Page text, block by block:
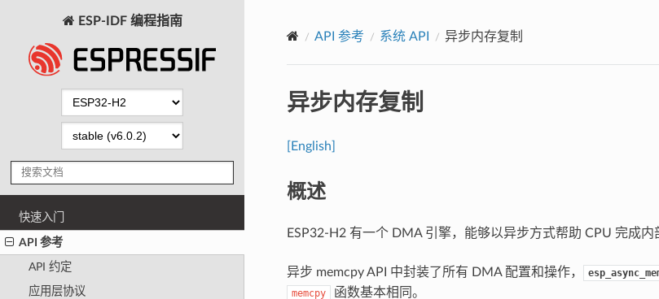
ESP-IDF 编程指南
快速入门
API 参考
API 约定
应用层协议
API 参考 系统 API 异步内存复制
异步内存复制
[English]
概述
ESP32-H2 有一个 DMA 引擎，能够以异步方式帮助 CPU 完成内
异步 memcpy API 中封装了所有 DMA 配置和操作，
memcpy 函数基本相同。